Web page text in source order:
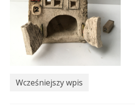
Wcześniejszy wpis